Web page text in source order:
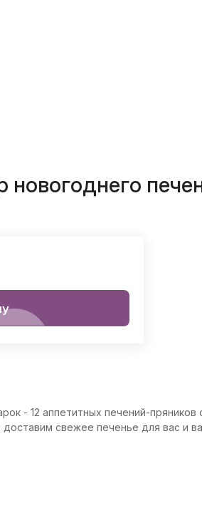
- 12 аппетитных печений-
свежее печенье для вас и